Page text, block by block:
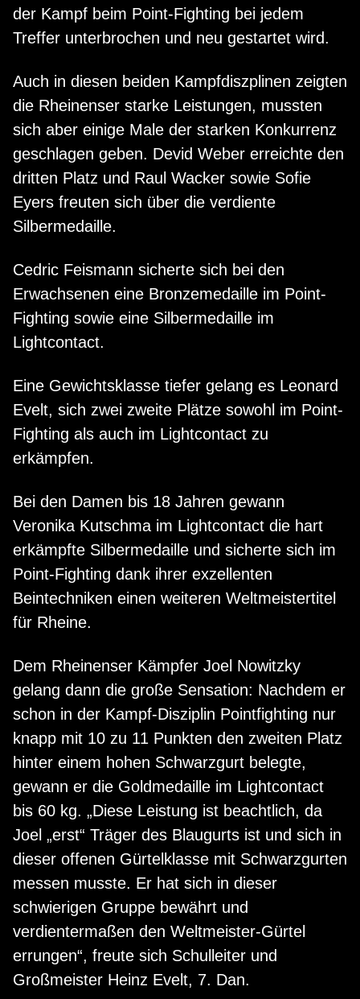
der Kampf beim Point-Fighting bei jedem
Treffer unterbrochen und neu gestartet wird.
Auch in diesen beiden Kampfdiszplinen zeigten
die Rheinenser starke Leistungen, mussten
sich aber einige Male der starken Konkurrenz
geschlagen geben. Devid Weber erreichte den
dritten Platz und Raul Wacker sowie Sofie
Eyers freuten sich über die verdiente
Silbermedaille.
Cedric Feismann sicherte sich bei den
Erwachsenen eine Bronzemedaille im Point-
Fighting sowie eine Silbermedaille im
Lightcontact.
Eine Gewichtsklasse tiefer gelang es Leonard
Evelt, sich zwei zweite Plätze sowohl im Point-
Fighting als auch im Lightcontact zu
erkämpfen.
Bei den Damen bis 18 Jahren gewann
Veronika Kutschma im Lightcontact die hart
erkämpfte Silbermedaille und sicherte sich im
Point-Fighting dank ihrer exzellenten
Beintechniken einen weiteren Weltmeistertitel
für Rheine.
Dem Rheinenser Kämpfer Joel Nowitzky
gelang dann die große Sensation: Nachdem er
schon in der Kampf-Disziplin Pointfighting nur
knapp mit 10 zu 11 Punkten den zweiten Platz
hinter einem hohen Schwarzgurt belegte,
gewann er die Goldmedaille im Lightcontact
bis 60 kg. „Diese Leistung ist beachtlich, da
Joel „erst“ Träger des Blaugurts ist und sich in
dieser offenen Gürtelklasse mit Schwarzgurten
messen musste. Er hat sich in dieser
schwierigen Gruppe bewährt und
verdientermaßen den Weltmeister-Gürtel
errungen“, freute sich Schulleiter und
Großmeister Heinz Evelt, 7. Dan.